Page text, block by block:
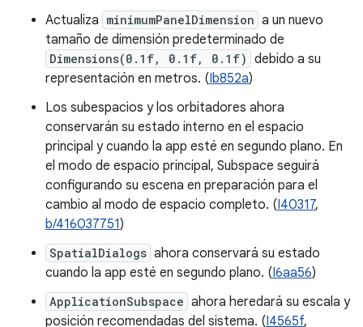
Actualiza minimumPanelDimension a un nuevo
tamaño de dimensión predeterminado de
Dimensions(0.1f, 0.1f, 0.1f) debido a su
representación en metros. (Ib852a)
Los subespacios y los orbitadores ahora
conservarán su estado interno en el espacio
principal y cuando la app esté en segundo plano. En
el modo de espacio principal, Subspace seguirá
configurando su escena en preparación para el
cambio al modo de espacio completo. (I40317,
b/416037751)
SpatialDialogs ahora conservará su estado
cuando la app esté en segundo plano. (I6aa56)
ApplicationSubspace ahora heredará su escala y
posición recomendadas del sistema. (I4565f,